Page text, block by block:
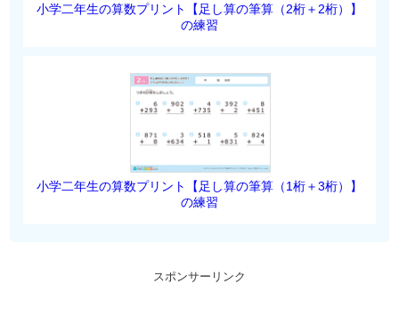
小学二年生の算数プリント【足し算の筆算（2桁＋2桁）】
の練習
小学二年生の算数プリント【足し算の筆算（1桁＋3桁）】
の練習
スポンサーリンク